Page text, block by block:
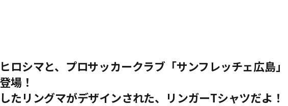
ロシマと、プロサッカークラブ「サンフレッチェ広島」
場！
たリングマがデザインされた、リンガーTシャツだよ！